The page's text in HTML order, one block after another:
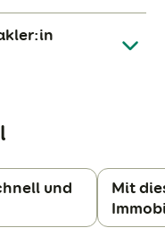
und
Mit